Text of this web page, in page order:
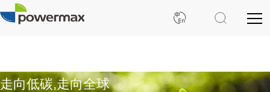
走向低碳,走向全球